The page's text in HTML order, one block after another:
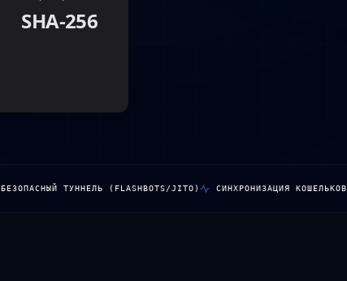
SHA-256
БЕЗОПАСНЫЙ ТУННЕЛЬ (FLASHBOTS/JITO) СИНХРОНИЗАЦИЯ КОШЕЛЬКОВ